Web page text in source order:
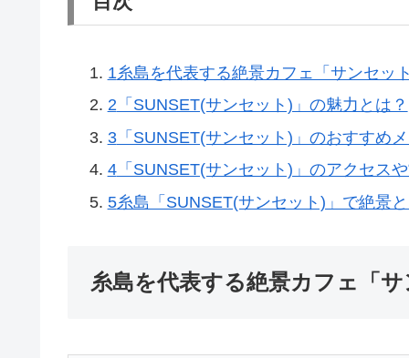
1糸島を代表する絶景カフェ「サンセッ
2「SUNSET(サンセット)」の魅力とは？
3「SUNSET(サンセット)」のおすすめ
4「SUNSET(サンセット)」のアクセス
5糸島「SUNSET(サンセット)」で絶景
糸島を代表する絶景カフェ「